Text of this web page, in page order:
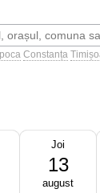
Constanța
Joi
13
august